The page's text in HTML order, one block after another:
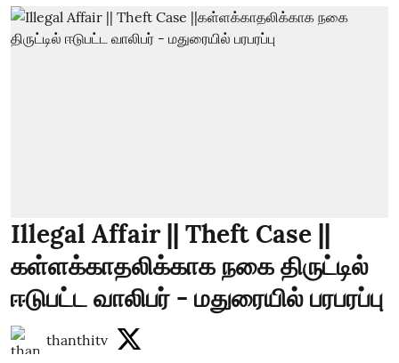
Illegal Affair || Theft Case ||
கள்ளக்காதலிக்காக நகை திருட்டில்
ஈடுபட்ட வாலிபர் - மதுரையில் பரபரப்பு
thanthitv